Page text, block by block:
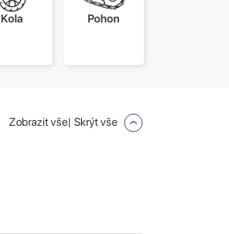
Kola Pohon
Zobrazit vše| Skrýt vše